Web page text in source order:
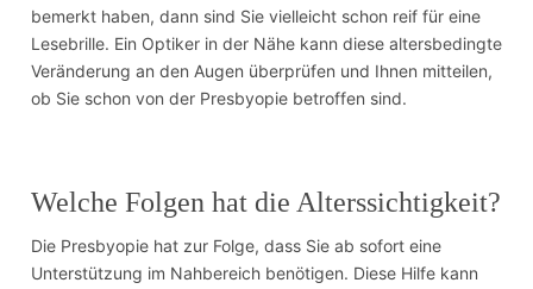
bemerkt haben, dann sind Sie vielleicht schon reif für eine
Lesebrille. Ein Optiker in der Nähe kann diese altersbedingte
Veränderung an den Augen überprüfen und Ihnen mitteilen,
ob Sie schon von der Presbyopie betroffen sind.
Welche Folgen hat die Alterssichtigkeit?
Die Presbyopie hat zur Folge, dass Sie ab sofort eine
Unterstützung im Nahbereich benötigen. Diese Hilfe kann